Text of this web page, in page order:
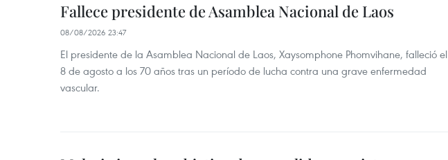
Fallece presidente de Asamblea Nacional de Laos
08/08/2026 23:47
El presidente de la Asamblea Nacional de Laos, Xaysomphone Phomvihane, falleció el
8 de agosto a los 70 años tras un período de lucha contra una grave enfermedad
vascular.